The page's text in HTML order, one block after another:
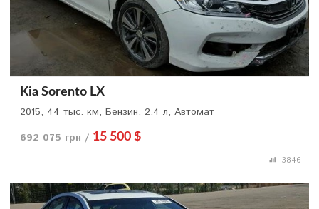
Kia Sorento LX
2015, 44 тыс. км, Бензин, 2.4 л, Автомат
692 075 грн / 15 500 $
3846